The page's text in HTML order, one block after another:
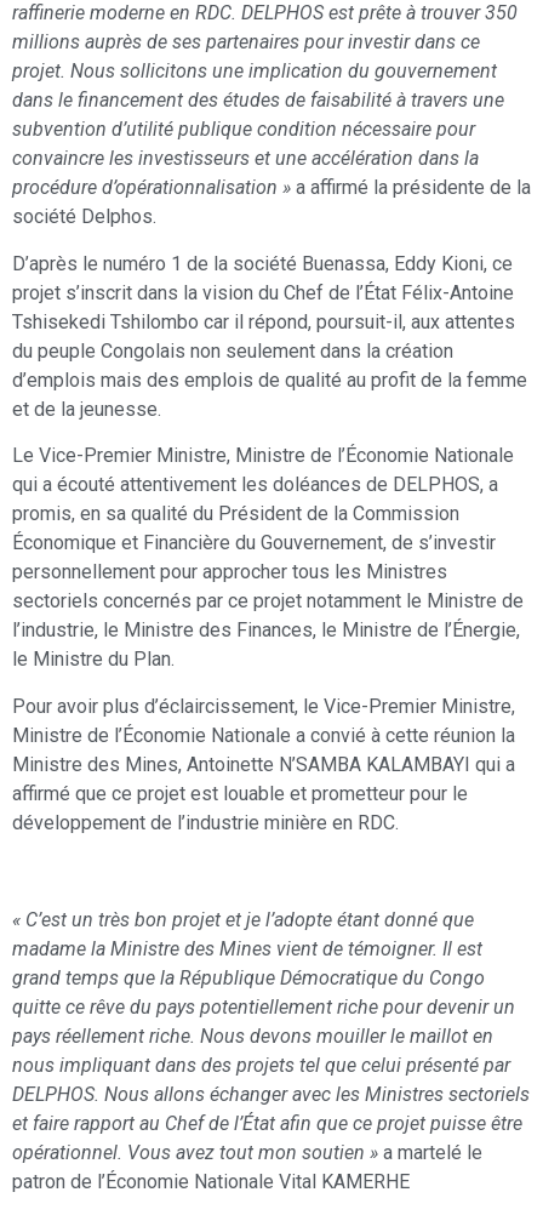
raffinerie moderne en RDC. DELPHOS est prête à trouver 350
millions auprès de ses partenaires pour investir dans ce
projet. Nous sollicitons une implication du gouvernement
dans le financement des études de faisabilité à travers une
subvention d’utilité publique condition nécessaire pour
convaincre les investisseurs et une accélération dans la
procédure d’opérationnalisation » a affirmé la présidente de la
société Delphos.
D’après le numéro 1 de la société Buenassa, Eddy Kioni, ce
projet s’inscrit dans la vision du Chef de l’État Félix-Antoine
Tshisekedi Tshilombo car il répond, poursuit-il, aux attentes
du peuple Congolais non seulement dans la création
d’emplois mais des emplois de qualité au profit de la femme
et de la jeunesse.
Le Vice-Premier Ministre, Ministre de l’Économie Nationale
qui a écouté attentivement les doléances de DELPHOS, a
promis, en sa qualité du Président de la Commission
Économique et Financière du Gouvernement, de s’investir
personnellement pour approcher tous les Ministres
sectoriels concernés par ce projet notamment le Ministre de
l’industrie, le Ministre des Finances, le Ministre de l’Énergie,
le Ministre du Plan.
Pour avoir plus d’éclaircissement, le Vice-Premier Ministre,
Ministre de l’Économie Nationale a convié à cette réunion la
Ministre des Mines, Antoinette N’SAMBA KALAMBAYI qui a
affirmé que ce projet est louable et prometteur pour le
développement de l’industrie minière en RDC.
« C’est un très bon projet et je l’adopte étant donné que
madame la Ministre des Mines vient de témoigner. Il est
grand temps que la République Démocratique du Congo
quitte ce rêve du pays potentiellement riche pour devenir un
pays réellement riche. Nous devons mouiller le maillot en
nous impliquant dans des projets tel que celui présenté par
DELPHOS. Nous allons échanger avec les Ministres sectoriels
et faire rapport au Chef de l’État afin que ce projet puisse être
opérationnel. Vous avez tout mon soutien » a martelé le
patron de l’Économie Nationale Vital KAMERHE